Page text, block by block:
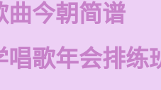
曲今朝简谱
唱歌年会排练